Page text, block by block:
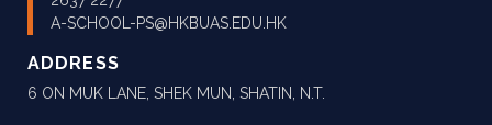
A-SCHOOL-PS@HKBUAS.EDU.HK
ADDRESS
6 ON MUK LANE, SHEK MUN, SHATIN, N.T.